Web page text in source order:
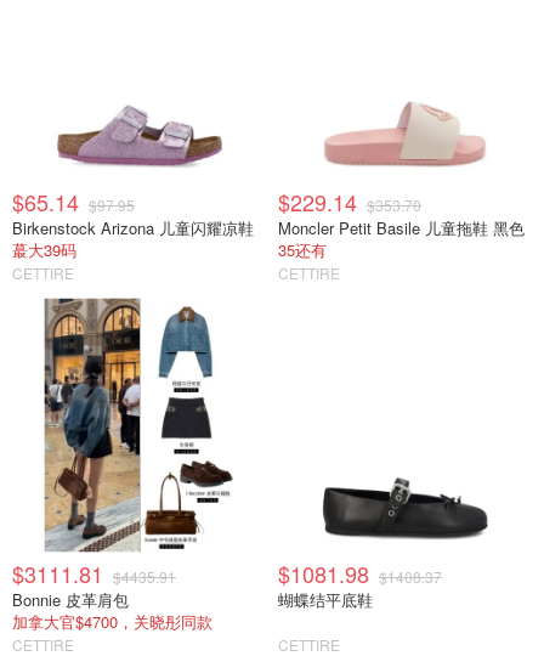
$65.14 $97.95
Birkenstock Arizona 儿童闪耀凉鞋
蕞大39码
CETTIRE
$229.14 $353.70
Moncler Petit Basile 儿童拖鞋 黑色
35还有
CETTIRE
$3111.81 $4435.91
Bonnie 皮革肩包
加拿大官$4700，关晓彤同款
CETTIRE
$1081.98 $1408.37
蝴蝶结平底鞋
CETTIRE